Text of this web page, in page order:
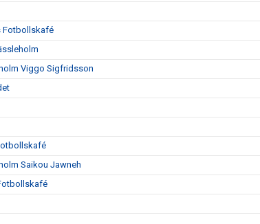
Fotbollskafé
Viggo Sigfridsson
Saikou Jawneh